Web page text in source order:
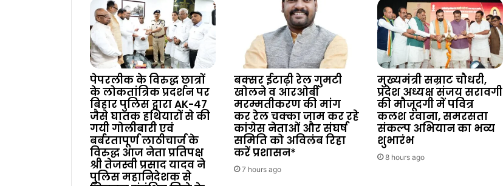
पेपरलीक के विरुद्ध छात्रों
के लोकतांत्रिक प्रदर्शन पर
बिहार पुलिस द्वारा AK-47
जैसे घातक हथियारों से की
गयी गोलीबारी एवं
बर्बरतापूर्ण लाठीचार्ज के
विरुद्ध आज नेता प्रतिपक्ष
श्री तेजस्वी प्रसाद यादव ने
पुलिस महानिदेशक से
बक्सर ईटाढ़ी रेल गुमटी
खोलने व आरओबी
मरम्मतीकरण की मांग
कर रेल चक्का जाम कर रहे
कांग्रेस नेताओं और संघर्ष
समिति को अविलंब रिहा
करें प्रशासन*
7 hours ago
मुख्यमंत्री सम्राट चौधरी,
प्रदेश अध्यक्ष संजय सरावगी
की मौजूदगी में पवित्र
कलश रवाना, समरसता
संकल्प अभियान का भव्य
शुभारंभ
8 hours ago